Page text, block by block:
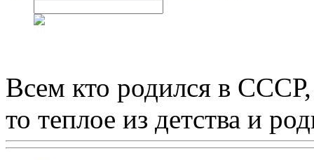
Всем кто родился в
то теплое из детства и